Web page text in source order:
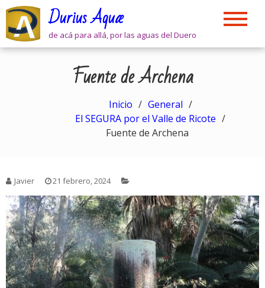
Skip
content
Durius Aquæ
de acá para allá, por las aguas del Duero
Fuente de Archena
Inicio
General
El SEGURA por el Valle de Ricote
Fuente de Archena
Javier 21 febrero, 2024